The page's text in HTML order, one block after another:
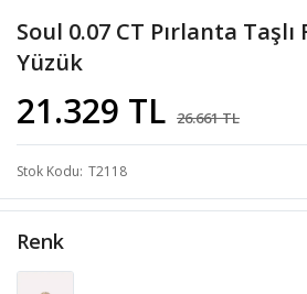
Soul 0.07 CT Pırlanta Taşlı
Yüzük
21.329 TL 26.661 TL
Stok Kodu T2118
Renk